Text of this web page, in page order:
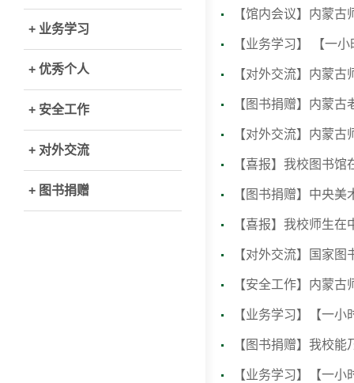
+ 业务学习
+ 优秀个人
+ 安全工作
+ 对外交流
+ 图书捐赠
【馆内会议】内蒙
【业务学习】 【一
【对外交流】内蒙
【图书捐赠】内蒙
【对外交流】内蒙
【喜报】我校图书
【图书捐赠】中央
【喜报】我校师生
【对外交流】国家
【安全工作】内蒙
【业务学习】【一
【图书捐赠】我校
【业务学习】【一